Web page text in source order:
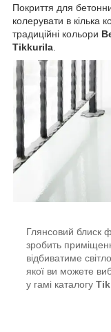
Покриття для
колерувати в кілька
традиційні кольори
Tikkurila.
Глянсовий блиск
зробить
відбиватиме
якої ви можете
у гамі каталогу